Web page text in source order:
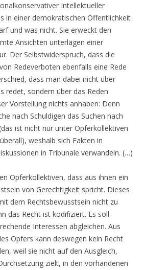
Intellektueller
in einer demokratischen Öffentlichkeit
und was nicht. Sie erweckt den
Ansichten unterlägen einer
Der Selbstwiderspruch, dass die
Redeverboten ebenfalls eine Rede
dass man dabei nicht über
redet, sondern über das Reden
Vorstellung nichts anhaben: Denn
nach Schuldigen das Suchen nach
ist nicht nur unter Opferkollektiven
weshalb sich Fakten in
in Tribunale verwandeln. (…)
Opferkollektiven, dass aus ihnen ein
von Gerechtigkeit spricht. Dieses
dem Rechtsbewusstsein nicht zu
das Recht ist kodifiziert. Es soll
Interessen abgleichen. Aus
Opfers kann deswegen kein Recht
weil sie nicht auf den Ausgleich,
zielt, in den vorhandenen